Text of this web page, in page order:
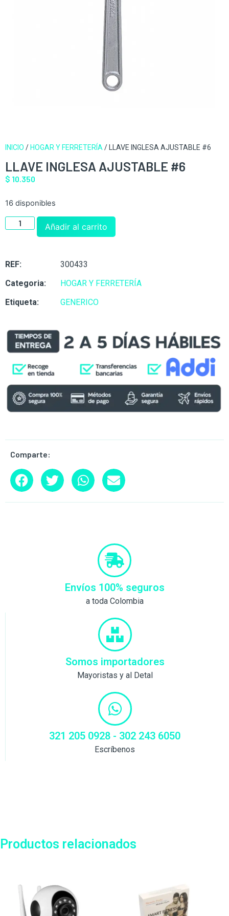
INICIO / HOGAR Y FERRETERÍA / LLAVE INGLESA AJUSTABLE #6
LLAVE INGLESA AJUSTABLE #6
$ 10.350
16 disponibles
Añadir al carrito
REF:
300433
Categoria:
HOGAR Y FERRETERÍA
Etiqueta:
GENERICO
Comparte:
Envíos 100% seguros
a toda Colombia
Somos importadores
Mayoristas y al Detal
321 205 0928 - 302 243 6050
Escríbenos
Productos relacionados